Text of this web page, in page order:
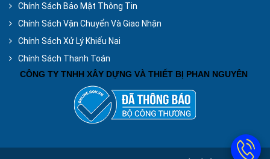
Chính Sách Bảo Mật Thông Tin
Chính Sách Vận Chuyển Và Giao Nhận
Chính Sách Xử Lý Khiếu Nại
Chính Sách Thanh Toán
CÔNG TY TNHH XÂY DỰNG VÀ THIẾT BỊ PHAN NGUYÊN